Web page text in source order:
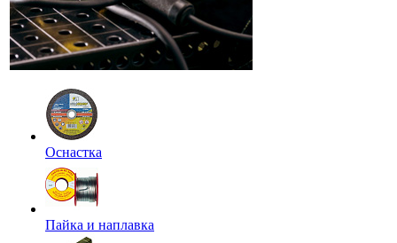
Оснастка
Пайка и наплавка